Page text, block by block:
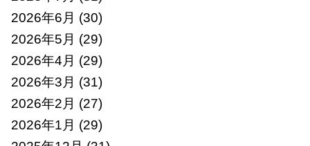
2026年6月 (30)
2026年5月 (29)
2026年4月 (29)
2026年3月 (31)
2026年2月 (27)
2026年1月 (29)